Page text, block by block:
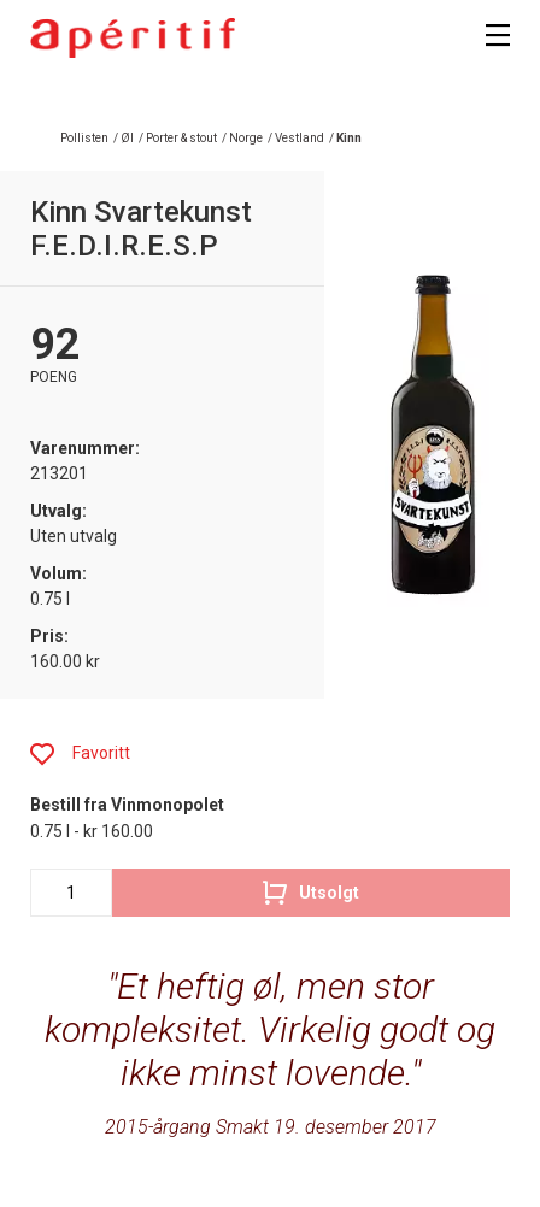
Pollisten / Øl / Porter & stout / Norge /Vestland / Kinn
Kinn Svartekunst
F.E.D.I.R.E.S.P
92
POENG
Varenummer:
213201
Utvalg:
Uten utvalg
Volum:
0.75 l
Pris:
160.00 kr
Et heftig øl, men stor
kompleksitet. Virkelig godt og
ikke minst lovende.
2015-årgang Smakt 19. desember 2017
Favoritt
Bestill fra Vinmonopolet
0.75 l - kr 160.00
Utsolgt